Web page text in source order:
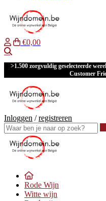
€0,00
>1.500 zorgvuldig geselecteerde
Customer
Inloggen /registreren
Rode Wijn
Witte wijn